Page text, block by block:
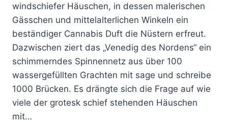
windschiefer Häuschen, in dessen malerischen
Gässchen und mittelalterlichen Winkeln ein
beständiger Cannabis Duft die Nüstern erfreut.
Dazwischen ziert das „Venedig des Nordens“ ein
schimmerndes Spinnennetz aus über 100
wassergefüllten Grachten mit sage und schreibe
1000 Brücken. Es drängte sich die Frage auf wie
viele der grotesk schief stehenden Häuschen
mit…